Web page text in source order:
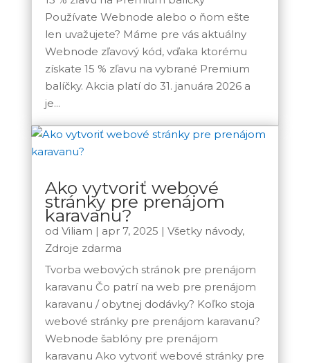
Používate Webnode alebo o ňom ešte
len uvažujete? Máme pre vás aktuálny
Webnode zľavový kód, vďaka ktorému
získate 15 % zľavu na vybrané Premium
balíčky. Akcia platí do 31. januára 2026 a
je...
Ako vytvoriť webové
stránky pre prenájom
karavanu?
od Viliam | apr 7, 2025 | Všetky návody,
Zdroje zdarma
Tvorba webových stránok pre prenájom
karavanu Čo patrí na web pre prenájom
karavanu / obytnej dodávky? Koľko stoja
webové stránky pre prenájom karavanu?
Webnode šablóny pre prenájom
karavanu Ako vytvoriť webové stránky pre